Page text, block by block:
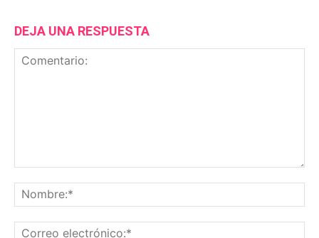
DEJA UNA RESPUESTA